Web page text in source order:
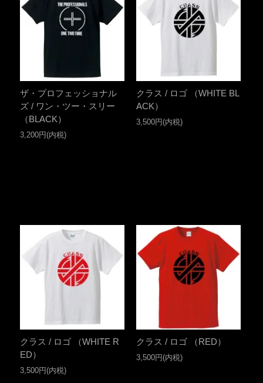
ザ・プロフェッショナル
ズ / ワン・ツー・スリー
（BLACK）
3,200円(内税)
クラス / ロゴ （WHITE BL
ACK）
3,500円(内税)
クラス / ロゴ （WHITE R
ED）
3,500円(内税)
クラス / ロゴ （RED）
3,500円(内税)